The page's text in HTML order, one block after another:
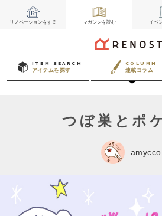
リノベーションをする マガジンを読む イベ
ITEM SEARCH
アイテムを探す
COLUMN
連載コラム
つぼ巣とポ
amycco.